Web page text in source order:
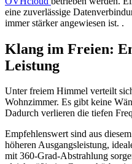
eine zuverlässige
immer stärker angewiesen ist. .
Klang im Freien:
Leistung
Unter freiem Himmel verteilt
Wohnzimmer. Es gibt keine
Dadurch verlieren die tiefen
Empfehlenswert sind aus
höheren Ausgangsleistung,
mit 360-Grad-Abstrahlung